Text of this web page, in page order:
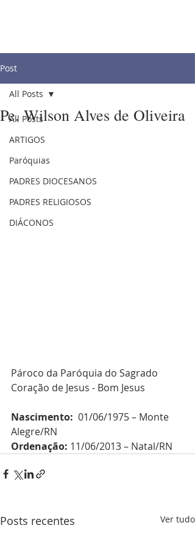
Post
All Posts
ARTIGOS
Paróquias
PADRES DIOCESANOS
PADRES RELIGIOSOS
DIÁCONOS
All Posts
Pe. Wilson Alves de Oliveira
Pároco da Paróquia do Sagrado
Coração de Jesus - Bom Jesus
Nascimento: 01/06/1975 – Monte
Alegre/RN
Ordenação: 11/06/2013 – Natal/RN
Posts recentes Ver tudo